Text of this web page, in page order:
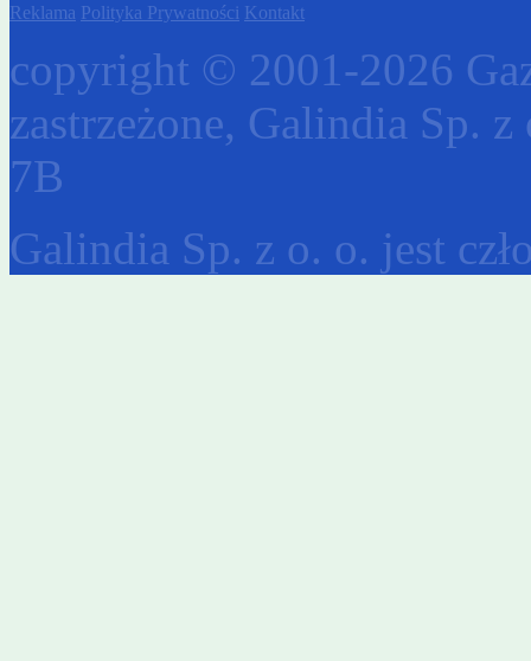
Reklama Polityka Prywatności Kontakt
copyright © 2001-2026
zastrzeżone, Galindia Sp.
7B
Galindia Sp. z o. o. jest